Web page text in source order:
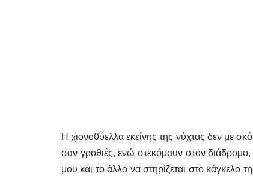
Η χιονοθύελλα εκείνης της νύχτας δεν με
σαν γροθιές, ενώ στεκόμουν στον
μου και το άλλο να στηρίζεται στο